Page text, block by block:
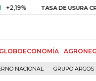
TASA DE USURA CRÉDITO
GLOBOECONOMÍA
NACIONAL GRUPO ARGOS